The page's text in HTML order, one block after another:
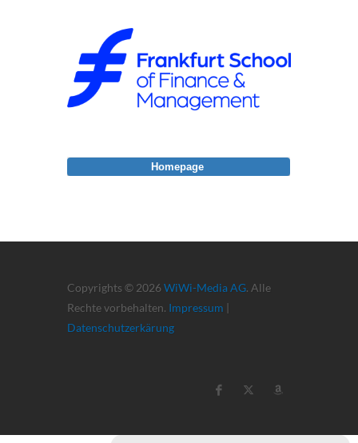
Copyrights © 2026 WiWi-Media AG. Alle
Rechte vorbehalten. Impressum |
Datenschutzerkärung
Homepage